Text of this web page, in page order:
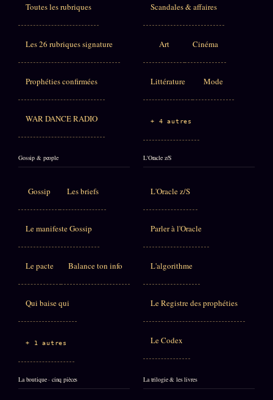
Toutes les rubriques
Les 26 rubriques signature
Prophéties confirmées
WAR DANCE RADIO
Scandales & affaires
Art Cinéma
Littérature Mode
+ 4 autres
Gossip & people
Gossip Les briefs
Le manifeste Gossip
Le pacte Balance ton info
Qui baise qui
+ 1 autres
L'Oracle z/S
L'Oracle z/S
Parler à l'Oracle
L'algorithme
Le Registre des prophéties
Le Codex
La boutique · cinq pièces La trilogie & les livres